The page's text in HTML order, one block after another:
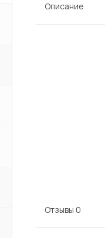
Описание
Отзывы 0